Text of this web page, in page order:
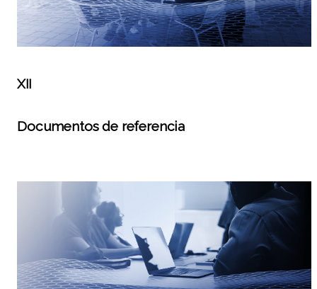
XII
Documentos de referencia